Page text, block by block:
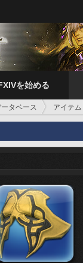
を始める
タベース アイテム